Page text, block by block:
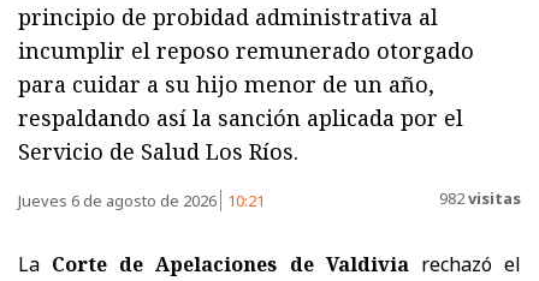
principio de probidad administrativa al
incumplir el reposo remunerado otorgado
para cuidar a su hijo menor de un año,
respaldando así la sanción aplicada por el
Servicio de Salud Los Ríos.
Jueves 6 de agosto de 2026 10:21 982visitas
La Corte de Apelaciones de Valdiviarechazó el